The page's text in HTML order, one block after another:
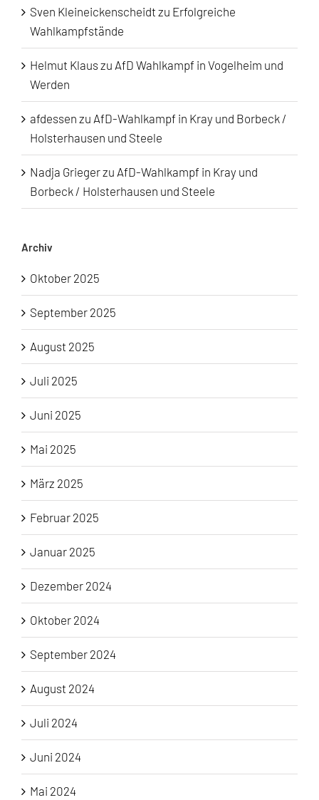
Sven Kleineickenscheidt zu Erfolgreiche
Wahlkampfstände
Helmut Klauszu AfD Wahlkampf in Vogelheim und
Werden
afdessen zu AfD-Wahlkampf in Kray und Borbeck /
Holsterhausen und Steele
Nadja Griegerzu AfD-Wahlkampf in Kray und
Borbeck / Holsterhausen und Steele
Archiv
Oktober 2025
September 2025
August 2025
Juli 2025
Juni 2025
Mai 2025
März 2025
Februar 2025
Januar 2025
Dezember 2024
Oktober 2024
September 2024
August 2024
Juli 2024
Juni 2024
Mai 2024